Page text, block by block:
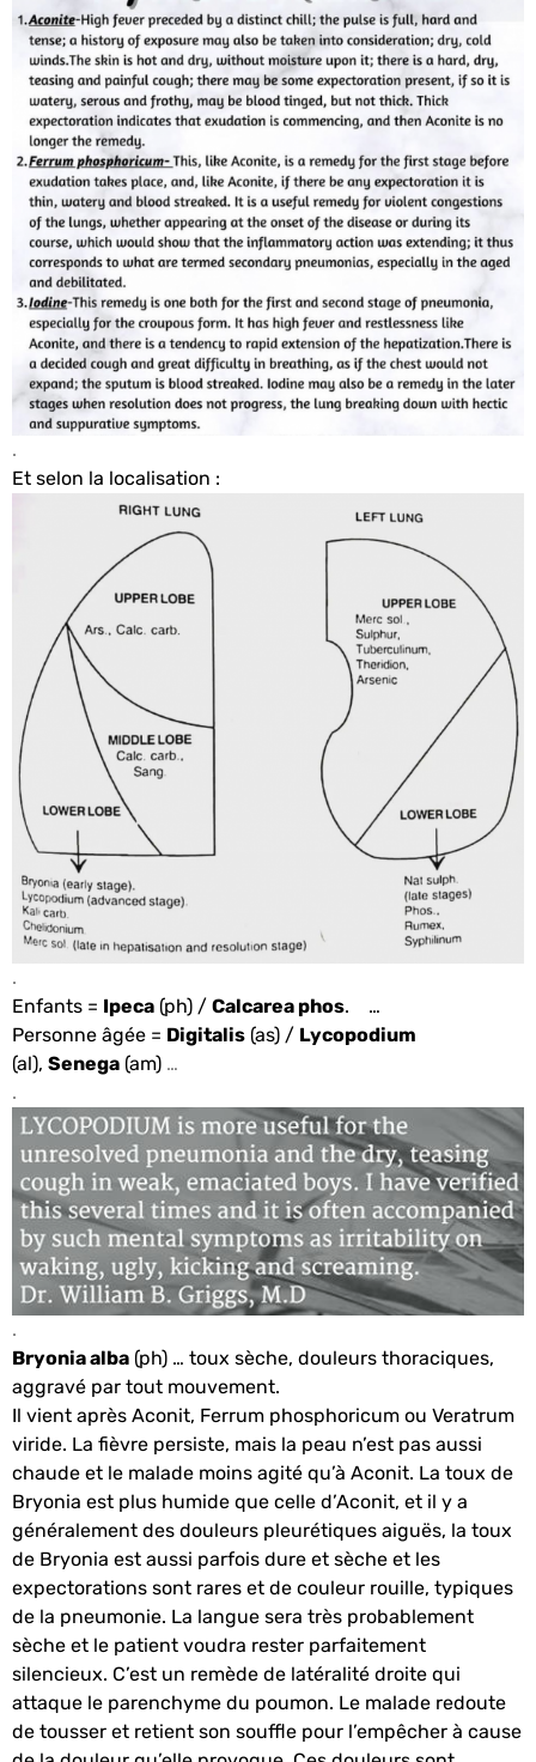
.
Et selon la localisation :
.
Enfants = Ipeca (ph) / Calcarea phos. …
Personne âgée = Digitalis (as) / Lycopodium
(al), Senega (am) …
.
.
Bryonia alba (ph) … toux sèche, douleurs thoraciques,
aggravé par tout mouvement.
Il vient après Aconit, Ferrum phosphoricum ou Veratrum
viride. La fièvre persiste, mais la peau n’est pas aussi
chaude et le malade moins agité qu’à Aconit. La toux de
Bryonia est plus humide que celle d’Aconit, et il y a
généralement des douleurs pleurétiques aiguës, la toux
de Bryonia est aussi parfois dure et sèche et les
expectorations sont rares et de couleur rouille, typiques
de la pneumonie. La langue sera très probablement
sèche et le patient voudra rester parfaitement
silencieux. C’est un remède de latéralité droite qui
attaque le parenchyme du poumon. Le malade redoute
de tousser et retient son souffle pour l’empêcher à cause